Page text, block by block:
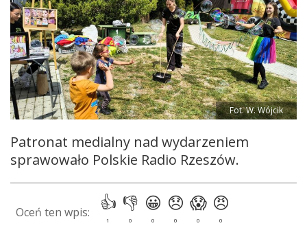
Fot. W. Wójcik
Patronat medialny nad wydarzeniem
sprawowało Polskie Radio Rzeszów.